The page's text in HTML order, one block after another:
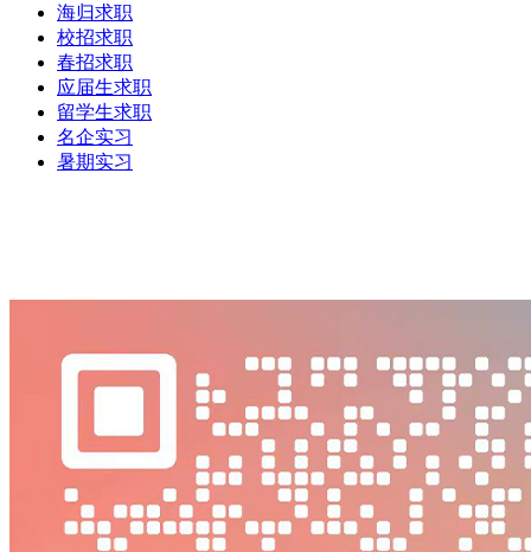
海归求职
校招求职
春招求职
应届生求职
留学生求职
名企实习
暑期实习